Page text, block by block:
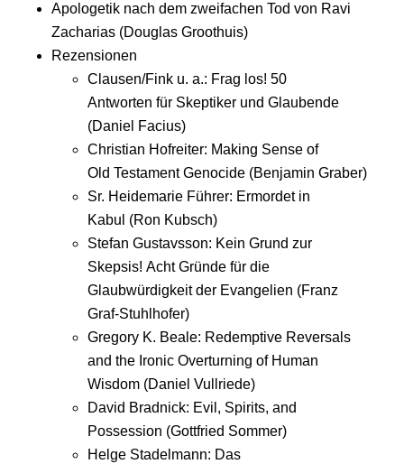
Apologetik nach dem zweifachen Tod von Ravi
Zacharias (Douglas Groothuis)
Rezensionen
Clausen/Fink u. a.: Frag los! 50
Antworten für Skeptiker und Glaubende
(Daniel Facius)
Christian Hofreiter: Making Sense of
Old Testament Genocide (Benjamin Graber)
Sr. Heidemarie Führer: Ermordet in
Kabul (Ron Kubsch)
Stefan Gustavsson: Kein Grund zur
Skepsis! Acht Gründe für die
Glaubwürdigkeit der Evangelien (Franz
Graf-Stuhlhofer)
Gregory K. Beale: Redemptive Reversals
and the Ironic Overturning of Human
Wisdom (Daniel Vullriede)
David Bradnick: Evil, Spirits, and
Possession (Gottfried Sommer)
Helge Stadelmann: Das